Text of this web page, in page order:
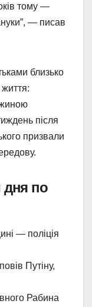
тому —
— писав
близько
після
призвали
дня по
— поліція
Путіну,
Рабина